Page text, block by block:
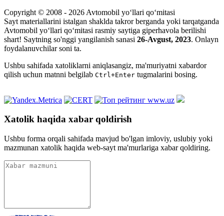
Copyright © 2008 - 2026 Avtomobil yo‘llari qo‘mitasi
Sayt materiallarini istalgan shaklda takror berganda yoki tarqatganda
Avtomobil yo‘llari qo‘mitasi rasmiy saytiga giperhavola berilishi
shart! Saytning so'nggi yangilanish sanasi 26-Avgust, 2023. Onlayn
foydalanuvchilar soni ta.
Ushbu sahifada xatoliklarni aniqlasangiz, ma'muriyatni xabardor
qilish uchun matnni belgilab Ctrl+Enter tugmalarini bosing.
Xatolik haqida xabar qoldirish
Ushbu forma orqali sahifada mavjud bo'lgan imloviy, uslubiy yoki
mazmunan xatolik haqida web-sayt ma'murlariga xabar qoldiring.